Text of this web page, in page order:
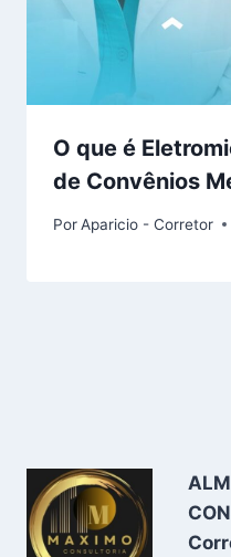
O que é
de Convênios
PorAparicio - Corretor